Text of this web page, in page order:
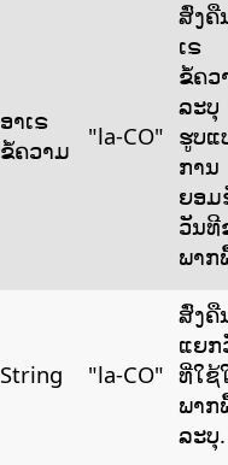
ອາເຣ
ຂໍ້ຄວາມ
"la-CO"
ສົ່ງຄື
ເຣ
ຂໍ້ຄວ
ລະບຸ
ຮູບແ
ການ
ຍອມ
ວັນທີ
ພາກ
String "la-CO"
ສົ່ງຄື
ແຍກ
ທີ່ໃຊ້
ພາກ
ລະບຸ.